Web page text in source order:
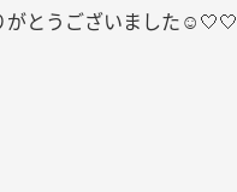
がとうございました☺️🤍🤍